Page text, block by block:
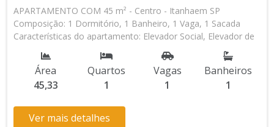
APARTAMENTO COM 45 m² - Centro - Itanhaem SP
Composição: 1 Dormitório, 1 Banheiro, 1 Vaga, 1 Sacada
Características do apartamento: Elevador Social, Elevador de
Serviço, Acessibilidade, Portão Automático, Circuito Fechado
TV, Piscina, Piscina Infantil, Sauna, Salão de Jogos, Salão de
Festas, Espaço Kids, Espaço Gourmet, Academia Aceita
Financiamento Direto com a Construtora Lançamento, Em
2.040,00 8 Parcelas Anuais de R$ 4.250,00 R$ 34.000,00
Área
45,33
Quartos
1
Vagas
1
Banheiros
1
Ver mais detalhes